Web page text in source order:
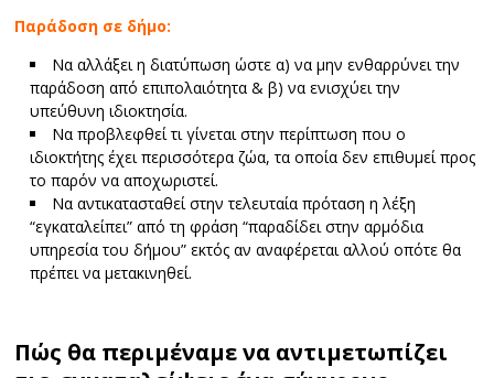
Παράδοση σε δήμο:
Να αλλάξει η διατύπωση ώστε α) να μην ενθαρρύνει την
παράδοση από επιπολαιότητα & β) να ενισχύει την
υπεύθυνη ιδιοκτησία.
Να προβλεφθεί τι γίνεται στην περίπτωση που ο
ιδιοκτήτης έχει περισσότερα ζώα, τα οποία δεν επιθυμεί προς
το παρόν να αποχωριστεί.
Να αντικατασταθεί στην τελευταία πρόταση η λέξη
“εγκαταλείπει” από τη φράση “παραδίδει στην αρμόδια
υπηρεσία του δήμου” εκτός αν αναφέρεται αλλού οπότε θα
πρέπει να μετακινηθεί.
Πώς θα περιμέναμε να αντιμετωπίζει